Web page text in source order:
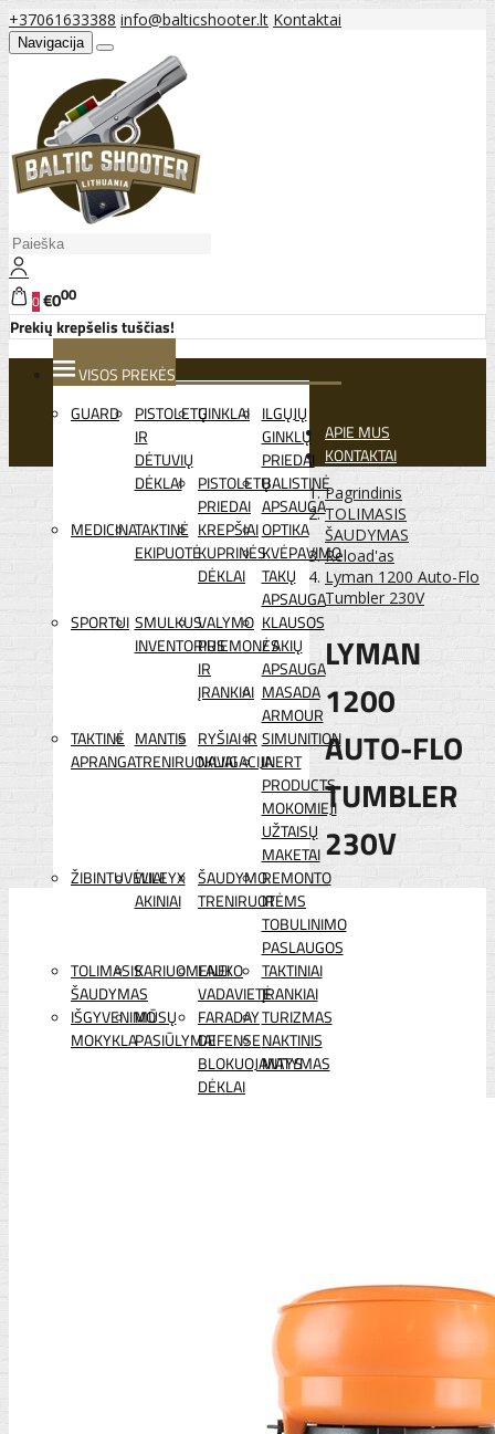
+37061633388 info@balticshooter.lt Kontaktai
Navigacija
0€000
Prekių krepšelis tuščias!
VISOS PREKĖS
GUARD
PISTOLETŲ
IR
DĖTUVIŲ
DĖKLAI
GINKLAI ILGŲJŲ
GINKLŲ
PRIEDAI
PISTOLETŲ
PRIEDAI
BALISTINĖ
APSAUGA
MEDICINATAKTINĖ
EKIPUOTĖ
KREPŠIAI
KUPRINĖS
DĖKLAI
OPTIKA
KVĖPAVIMO
TAKŲ
APSAUGA
SPORTUI SMULKUS
INVENTORIUS
VALYMO
PRIEMONĖS
IR
ĮRANKIAI
KLAUSOS
/ AKIŲ
APSAUGA
MASADA
ARMOUR
TAKTINĖ
APRANGA
MANTIS
TRENIRUOKLIAI
RYŠIAI IR
NAVIGACIJA
SIMUNITION
INERT
PRODUCTS
MOKOMIEJI
UŽTAISŲ
MAKETAI
ŽIBINTUVĖLIAI
WILEYX
AKINIAI
ŠAUDYMO
TRENIRUOTĖMS
REMONTO
IR
TOBULINIMO
PASLAUGOS
TOLIMASIS
ŠAUDYMAS
KARIUOMENEI
LAUKO
VADAVIETĖ
TAKTINIAI
ĮRANKIAI
IŠGYVENIMO
MOKYKLA
MŪSŲ
PASIŪLYMAI
FARADAY
DEFENSE
BLOKUOJANTYS
DĖKLAI
TURIZMAS
NAKTINIS
MATYMAS
APIE MUS
KONTAKTAI
Pagrindinis
TOLIMASIS
ŠAUDYMAS
Reload'as
Lyman 1200 Auto-Flo
Tumbler 230V
LYMAN
1200
AUTO-FLO
TUMBLER
230V